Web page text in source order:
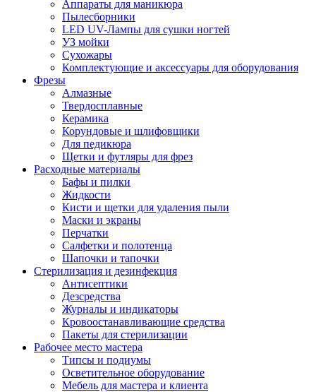
Аппараты для маникюра
Пылесборники
LED UV-Лампы для сушки ногтей
УЗ мойки
Сухожары
Комплектующие и аксессуары для оборудования
Фрезы
Алмазные
Твердосплавные
Керамика
Корундовые и шлифовщики
Для педикюра
Щетки и футляры для фрез
Расходные материалы
Бафы и пилки
Жидкости
Кисти и щетки для удаления пыли
Маски и экраны
Перчатки
Салфетки и полотенца
Шапочки и тапочки
Стерилизация и дезинфекция
Антисептики
Дезсредства
Журналы и индикаторы
Кровоостанавливающие средства
Пакеты для стерилизации
Рабочее место мастера
Типсы и подиумы
Осветительное оборудование
Мебель для мастера и клиента